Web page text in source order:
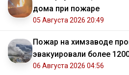
дома при пожаре
05 Августа 2026 20:49
Пожар на химзаводе
эвакуировали более
06 Августа 2026 04:56